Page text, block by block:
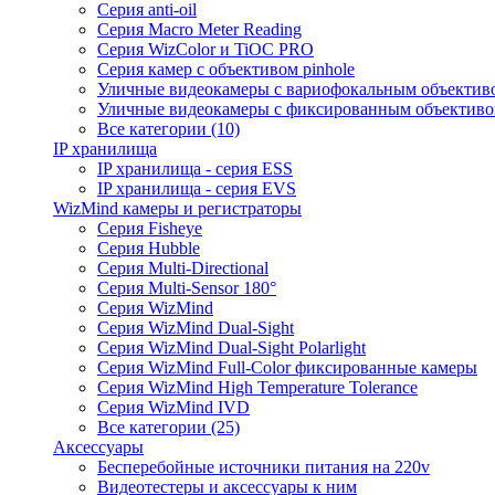
Серия anti-oil
Серия Macro Meter Reading
Серия WizColor и TiOC PRO
Серия камер с объективом pinhole
Уличные видеокамеры с вариофокальным
Уличные видеокамеры с фиксированным
Все категории (10)
IP хранилища
IP хранилища - серия ESS
IP хранилища - серия EVS
WizMind камеры и регистраторы
Серия Fisheye
Серия Hubble
Серия Multi-Directional
Серия Multi-Sensor 180°
Серия WizMind
Серия WizMind Dual-Sight
Серия WizMind Dual-Sight Polarlight
Серия WizMind Full-Color фиксированные камеры
Серия WizMind High Temperature Tolerance
Серия WizMind IVD
Все категории (25)
Аксессуары
Бесперебойные источники питания на 220v
Видеотестеры и аксессуары к ним